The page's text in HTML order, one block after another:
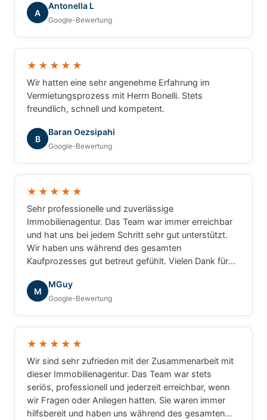
A
Antonella L
Google-Bewertung
★★★★★
Wir hatten eine sehr angenehme Erfahrung im
Vermietungsprozess mit Herrn Bonelli. Stets
freundlich, schnell und kompetent.
B
Baran Oezsipahi
Google-Bewertung
★★★★★
Sehr professionelle und zuverlässige
Immobilienagentur. Das Team war immer erreichbar
und hat uns bei jedem Schritt sehr gut unterstützt.
Wir haben uns während des gesamten
Kaufprozesses gut betreut gefühlt. Vielen Dank für
M
MGuy
Google-Bewertung
★★★★★
Wir sind sehr zufrieden mit der Zusammenarbeit mit
dieser Immobilienagentur. Das Team war stets
seriös, professionell und jederzeit erreichbar, wenn
wir Fragen oder Anliegen hatten. Sie waren immer
hilfsbereit und haben uns während des gesamten